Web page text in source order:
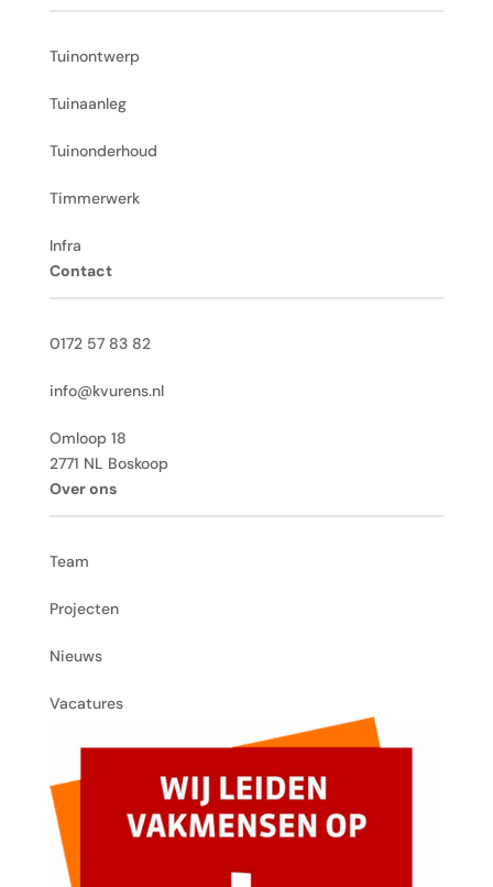
Tuinontwerp
Tuinaanleg
Tuinonderhoud
Timmerwerk
Infra
Contact
0172 57 83 82
info@kvurens.nl
Omloop 18
2771 NL Boskoop
Over ons
Team
Projecten
Nieuws
Vacatures